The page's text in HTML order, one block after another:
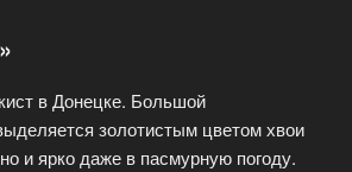
в Донецке. Большой
золотистым цветом хвои
и ярко даже в пасмурную погоду.